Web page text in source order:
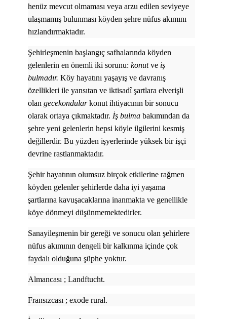
henüz mevcut olmaması veya arzu edilen seviyeye
ulaşmamış bulunması köyden şehre nüfus akımını
hızlandırmaktadır.
Şehirleşmenin başlangıç safhalarında köyden
gelenlerin en önemli iki sorunu:konutve iş
bulmadır. Köy hayatını yaşayış ve davranış
özellikleri ile yansıtan ve iktisadî şartlara elverişli
olan gecekondularkonut ihtiyacının bir sonucu
olarak ortaya çıkmaktadır. İş bulma bakımından da
şehre yeni gelenlerin hepsi köyle ilgilerini kesmiş
değillerdir. Bu yüzden işyerlerinde yüksek bir işçi
devrine rastlanmaktadır.
Şehir hayatının olumsuz birçok etkilerine rağmen
köyden gelenler şehirlerde daha iyi yaşama
şartlarına kavuşacaklarına inanmakta ve genellikle
köye dönmeyi düşünmemektedirler.
Sanayileşmenin bir gereği ve sonucu olan şehirlere
nüfus akımının dengeli bir kalkınma içinde çok
faydalı olduğuna şüphe yoktur.
Almancası ; Landftucht.
Fransızcası ; exode rural.